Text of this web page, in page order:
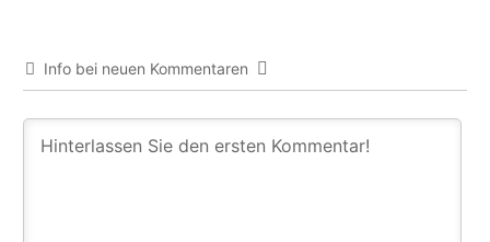
Info bei neuen Kommentaren